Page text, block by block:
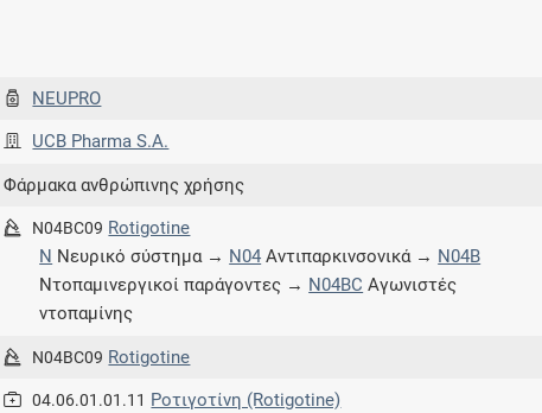
επιπλέον παροχές των συνδρομητικών
Ενδείξεις και αγωγές
Βρείτε θεραπευτικές ενδείξεις και αγωγές για
NEUPRO
UCB Pharma S.A.
Φάρμακα ανθρώπινης χρήσης
N04BC09 Rotigotine
N Νευρικό σύστημα → N04 Αντιπαρκινσονικά → N04B
Ντοπαμινεργικοί παράγοντες → N04BC Αγωνιστές
ντοπαμίνης
N04BC09 Rotigotine
04.06.01.01.11 Ροτιγοτίνη (Rotigotine)